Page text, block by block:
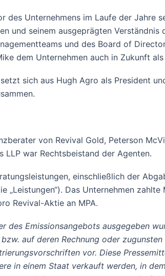
Unternehmens im Laufe der Jahre
und seinem ausgeprägten
und des Board of
dem Unternehmen auch in Zukunft
sich aus Hugh Agro als President
von Revival Gold, Peterson
LLP war Rechtsbeistand der Agenten.
einschließlich der
„Leistungen“). Das Unternehmen
Revival-Aktie an MPA.
des Emissionsangebots ausgegeben
auf deren Rechnung oder
vor. Diese
in einem Staat verkauft werden, in